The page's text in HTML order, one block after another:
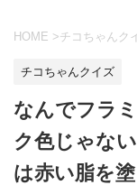
HOME >チコちゃんク
チコちゃんクイズ
なんでフラ
ク色じゃな
は赤い脂を